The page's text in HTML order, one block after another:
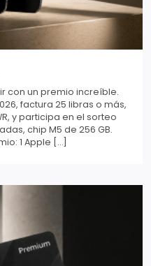
con un premio increíble.
factura 25 libras o más,
y participa en el sorteo
chip M5 de 256 GB.
1 Apple […]